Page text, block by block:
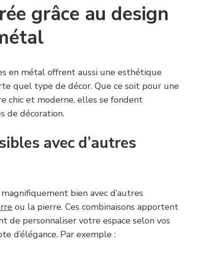
grâce au design
en métal offrent aussi une esthétique
quel type de décor. Que ce soit pour une
chic et moderne, elles se fondent
de décoration.
avec d’autres
bien avec d’autres
ou la pierre. Ces combinaisons apportent
personnaliser votre espace selon vos
d’élégance. Par exemple :